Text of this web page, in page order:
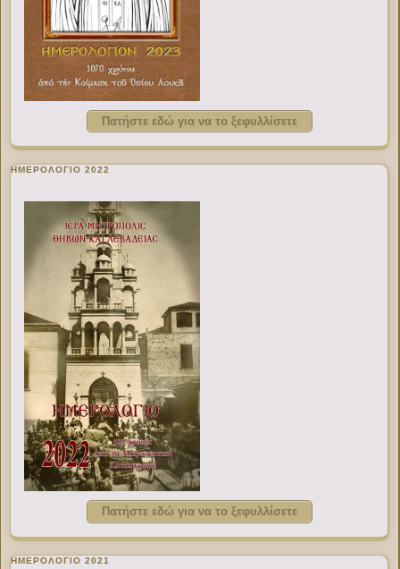
Πατήστε εδώ για να το ξεφυλλίσετε
ΗΜΕΡΟΛΟΓΙΟ 2022
Πατήστε εδώ για να το ξεφυλλίσετε
ΗΜΕΡΟΛΟΓΙΟ 2021